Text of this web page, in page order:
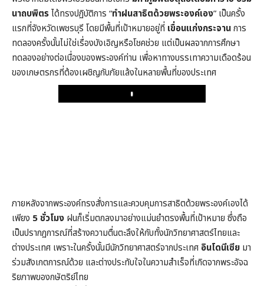
นาถบพิตรได้ทรงปฏิบัติการ “ทำฝนสาธิตด้วยพระองค์เอง” เป็นครั้ง
แรกที่จังหวัดเพชรบุรี โดยมีพื้นที่เป้าหมายอยู่ที่ เขื่อนแก่งกระจานการ
ทดลองครั้งนั้นไม่ใช่เรื่องบังเอิญหรือโชคช่วย แต่เป็นผลจากการศึกษา
ทดลองอย่างต่อเนื่องของพระองค์ท่าน เพื่อหาทางบรรเทาความเดือดร้อน
ของเกษตรกรที่ต้องเผชิญกับภัยแล้งในหลายพื้นที่ของประเทศ
Play
ภายหลังจากพระองค์ทรงสั่งการและควบคุมการสาธิตด้วยพระองค์เองได้
เพียง 5 ชั่วโมง ฝนก็เริ่มตกลงมาอย่างแม่นยำตรงพื้นที่เป้าหมาย ซึ่งถือ
เป็นปรากฏการณ์ที่สร้างความตื่นตะลึงให้กับทั้งนักวิทยาศาสตร์ไทยและ
ต่างประเทศ เพราะในครั้งนั้นมีนักวิทยาศาสตร์จากประเทศ อินโดนีเซีย มา
ร่วมสังเกตการณ์ด้วย และต่างประทับใจในความสำเร็จที่เกิดจากพระอัจฉ
ริยภาพของกษัตริย์ไทย